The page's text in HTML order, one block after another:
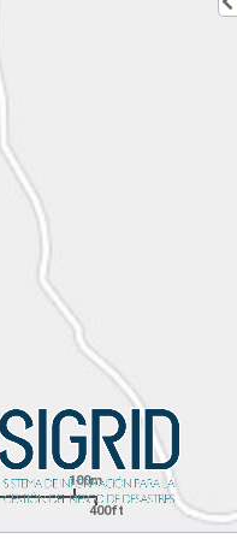
100m
400ft